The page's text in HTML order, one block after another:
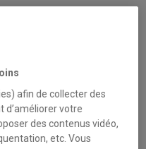
afin de collecter des
votre
des contenus vidéo,
etc. Vous